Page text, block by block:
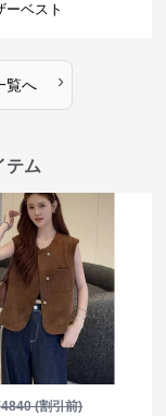
ーベスト
覧へ ›
テム
4840(割引前)